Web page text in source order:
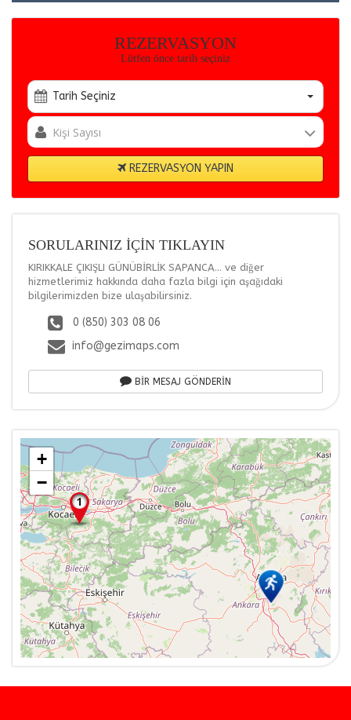
REZERVASYON
Lütfen önce tarih seçiniz
Tarih Seçiniz
REZERVASYON YAPIN
SORULARINIZ İÇİN TIKLAYIN
KIRIKKALE ÇIKIŞLI GÜNÜBİRLİK SAPANCA... ve diğer
hizmetlerimiz hakkında daha fazla bilgi için aşağıdaki
bilgilerimizden bize ulaşabilirsiniz.
0 (850) 303 08 06
info@gezimaps.com
BİR MESAJ GÖNDERİN
+
−